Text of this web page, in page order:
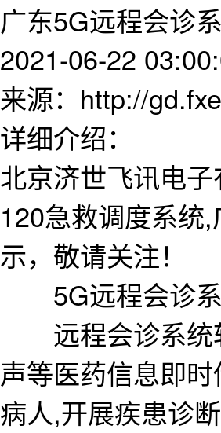
广东5G远程会诊
2021-06-22
来源：http://
详细介绍：
北京济世飞讯电
120急救调度系统
示，敬请关注！
5G远程会诊系
远程会诊系统
声等医药信息即
病人,开展疾患诊